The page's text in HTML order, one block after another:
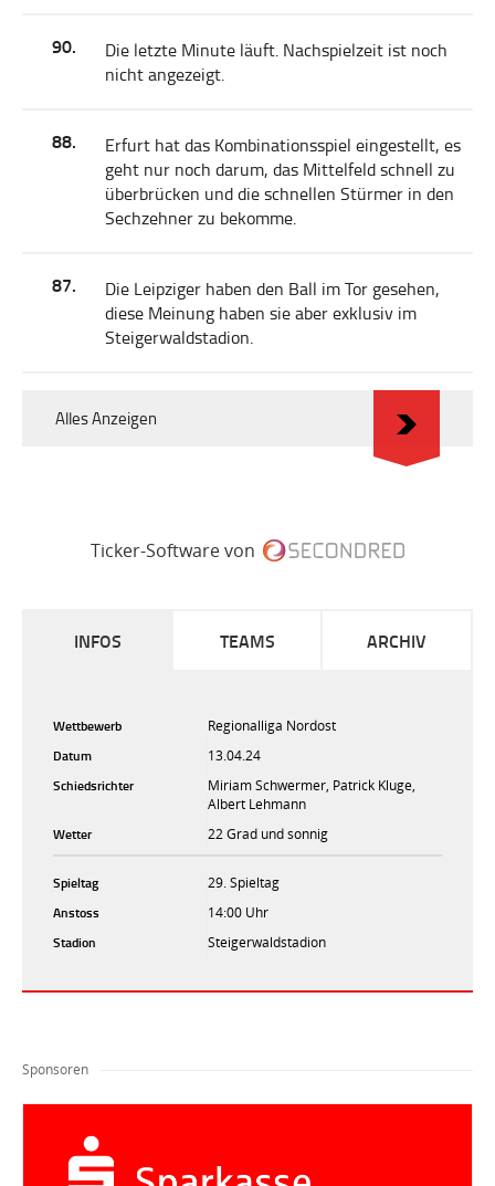
90.
Die letzte Minute läuft. Nachspielzeit ist noch
nicht angezeigt.
88.
Erfurt hat das Kombinationsspiel eingestellt, es
geht nur noch darum, das Mittelfeld schnell zu
überbrücken und die schnellen Stürmer in den
Sechzehner zu bekomme.
87.
Die Leipziger haben den Ball im Tor gesehen,
diese Meinung haben sie aber exklusiv im
Steigerwaldstadion.
Alles Anzeigen
Ticker-Software von
INFOS TEAMS ARCHIV
Wettbewerb
Regionalliga Nordost
Datum
13.04.24
Schiedsrichter
Miriam Schwermer, Patrick Kluge,
Albert Lehmann
Wetter
22 Grad und sonnig
Spieltag
29. Spieltag
Anstoss
14:00 Uhr
Stadion
Steigerwaldstadion
Sponsoren